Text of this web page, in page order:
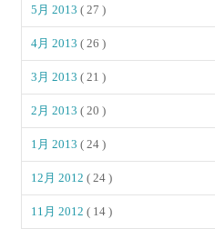
5月 2013( 27 )
4月 2013( 26 )
3月 2013( 21 )
2月 2013( 20 )
1月 2013( 24 )
12月 2012( 24 )
11月 2012( 14 )